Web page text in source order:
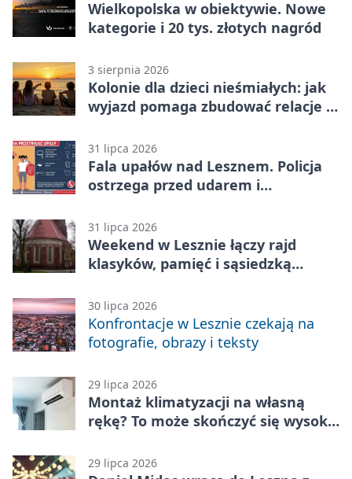
Wielkopolska w obiektywie. Nowe
kategorie i 20 tys. złotych nagród
3 sierpnia 2026
Kolonie dla dzieci nieśmiałych: jak
wyjazd pomaga zbudować relacje z
31 lipca 2026
Fala upałów nad Lesznem. Policja
ostrzega przed udarem i
31 lipca 2026
Weekend w Lesznie łączy rajd
klasyków, pamięć i sąsiedzką
30 lipca 2026
Konfrontacje w Lesznie czekają na
fotografie, obrazy i teksty
29 lipca 2026
Montaż klimatyzacji na własną
rękę? To może skończyć się wysoką
29 lipca 2026